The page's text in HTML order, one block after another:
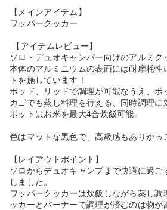
【メインアイテム】
ワッパークッカー
【アイテムレビュー】
ソロ・デュオキャンパー向けのアルミク
本体のアルミニウムの表面には耐摩耗性
トを施しています！
ポッド、リッドで調理が可能なうえ、ポ
カゴでも蒸し料理を行える、同時調理に
ポットはお米を最大4合炊飯可能。
色はマットな黒色で、高級感もありかっ
【レイアウトポイント】
ソロからデュオキャンプまで快適に過ご
しました。
ワッパークッカーは炊飯しながら蒸し調
ッカーとバーナーで調理が済むのは物が